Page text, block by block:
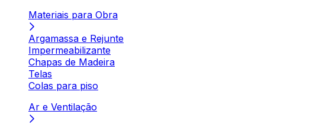
Materiais para Obra
Argamassa e Rejunte
Impermeabilizante
Chapas de Madeira
Telas
Colas para piso
Ar e Ventilação